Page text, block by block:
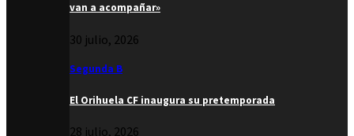
van a acompañar»
30 julio, 2026
Segunda B
El Orihuela CF inaugura su pretemporada
28 julio, 2026